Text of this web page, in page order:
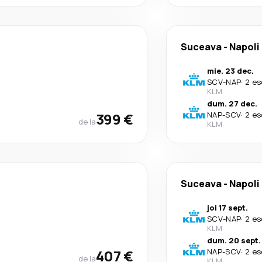
de la399 €
Suceava- Napoli
mie. 23 dec.
SCV-NAP· 2
KLM
dum. 27 dec.
NAP-SCV· 2
KLM
de la407 €
Suceava- Napoli
joi 17 sept.
SCV-NAP· 2
KLM
dum. 20 sept.
NAP-SCV· 2